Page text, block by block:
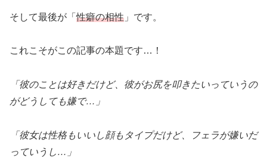
そして最後が「性癖の相性 」です。
これこそがこの記事の本題です…！
「彼のことは好きだけど、彼がお尻を叩きたいっていうの
がどうしても嫌で…」
「彼女は性格もいいし顔もタイプだけど、フェラが嫌いだ
っていうし…」